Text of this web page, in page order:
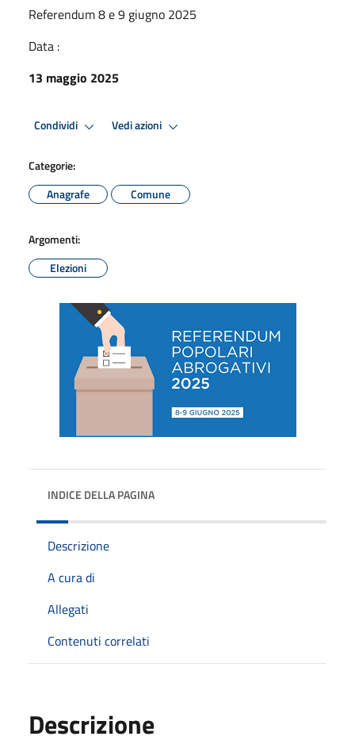
Referendum 8 e 9 giugno 2025
Data :
13 maggio 2025
Condividi Vedi azioni
Categorie:
Anagrafe
Comune
Argomenti:
Elezioni
INDICE DELLA PAGINA
Descrizione
A cura di
Allegati
Contenuti correlati
Descrizione